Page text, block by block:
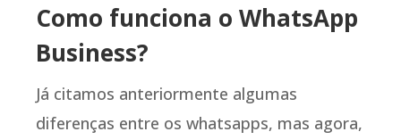
Como funciona o WhatsApp
Business?
Já citamos anteriormente algumas
diferenças entre os whatsapps, mas agora,